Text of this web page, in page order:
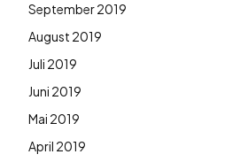
September 2019
August 2019
Juli 2019
Juni 2019
Mai 2019
April 2019